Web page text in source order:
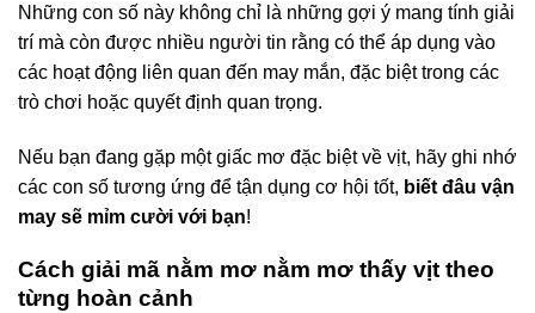
Những con số này không chỉ là những gợi ý mang tính giải
trí mà còn được nhiều người tin rằng có thể áp dụng vào
các hoạt động liên quan đến may mắn, đặc biệt trong các
trò chơi hoặc quyết định quan trọng.
Nếu bạn đang gặp một giấc mơ đặc biệt về vịt, hãy ghi nhớ
các con số tương ứng để tận dụng cơ hội tốt, biết đâu vận
may sẽ mỉm cười với bạn!
Cách giải mã nằm mơ nằm mơ thấy vịt theo
từng hoàn cảnh